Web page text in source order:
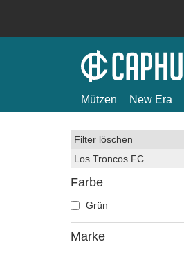
Mützen New Era
Filter löschen
Los Troncos FC
Farbe
Grün
Marke